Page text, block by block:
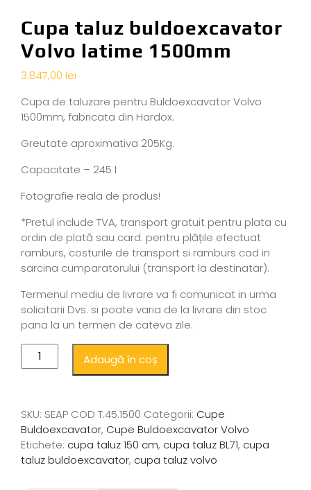
Cupa taluz buldoexcavator
Volvo latime 1500mm
3.847,00 lei
Cupa de taluzare pentru Buldoexcavator Volvo
1500mm, fabricata din Hardox.
Greutate aproximativa 205Kg.
Capacitate – 245 l
Fotografie reala de produs!
*Pretul include TVA, transport gratuit pentru plata cu
ordin de plată sau card. pentru plățile efectuat
ramburs, costurile de transport si ramburs cad in
sarcina cumparatorului (transport la destinatar).
Termenul mediu de livrare va fi comunicat in urma
solicitarii Dvs. si poate varia de la livrare din stoc
pana la un termen de cateva zile.
Adaugă în coș
SKU: SEAP COD T.45.1500 Categorii: Cupe
Buldoexcavator, Cupe Buldoexcavator Volvo
Etichete: cupa taluz 150 cm, cupa taluz BL71, cupa
taluz buldoexcavator, cupa taluz volvo